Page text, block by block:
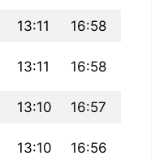
13:11 16:58
13:11 16:58
13:10 16:57
13:10 16:56